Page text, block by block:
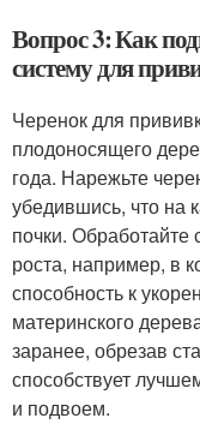
Вопрос 3: Как
систему для
Черенок для
плодоносящего
года. Нарежьте
убедившись, что на
почки. Обработайте
роста, например, в
способность к
материнского
заранее, обрезав
способствует
и подвоем.